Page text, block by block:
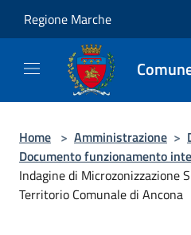
Regione Marche
Home > Amministrazione >
Documento funzionamento
Indagine di Microzonizzazione
Territorio Comunale di Ancona